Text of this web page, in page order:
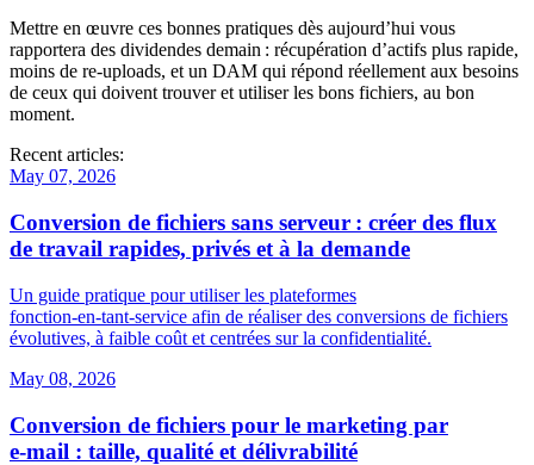
Mettre en œuvre ces bonnes pratiques dès aujourd’hui vous
rapportera des dividendes demain : récupération d’actifs plus rapide,
moins de re‑uploads, et un DAM qui répond réellement aux besoins
de ceux qui doivent trouver et utiliser les bons fichiers, au bon
moment.
Recent articles:
May 07, 2026
Conversion de fichiers sans serveur : créer des flux
de travail rapides, privés et à la demande
Un guide pratique pour utiliser les plateformes
fonction‑en‑tant‑service afin de réaliser des conversions de fichiers
évolutives, à faible coût et centrées sur la confidentialité.
May 08, 2026
Conversion de fichiers pour le marketing par
e‑mail : taille, qualité et délivrabilité